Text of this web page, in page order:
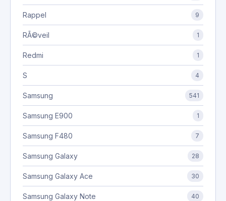
Rappel 9
RÃ©veil 1
Redmi 1
S 4
Samsung 541
Samsung E900 1
Samsung F480 7
Samsung Galaxy 28
Samsung Galaxy Ace 30
Samsung Galaxy Note 40